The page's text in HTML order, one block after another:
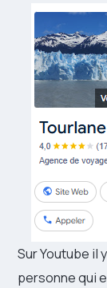
Sur Youtube il
personne qui